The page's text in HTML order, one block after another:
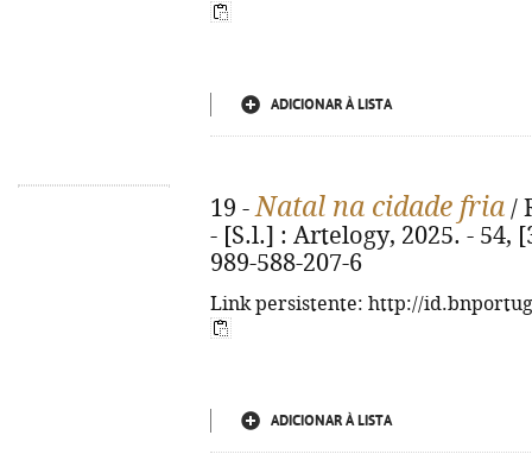
ADICIONAR À LISTA
19 -Natal na cidade fria /
- [S.l.] : Artelogy, 2025. - 54,
989-588-207-6
Link persistente: http://
ADICIONAR À LISTA